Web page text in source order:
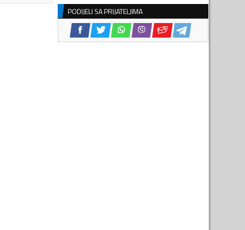
PODIJELI SA PRIJATELJIMA